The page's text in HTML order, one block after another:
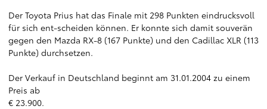
Der Toyota Prius hat das Finale mit 298 Punkten eindrucksvoll
für sich ent-scheiden können. Er konnte sich damit souverän
gegen den Mazda RX-8 (167 Punkte) und den Cadillac XLR (113
Punkte) durchsetzen.
Der Verkauf in Deutschland beginnt am 31.01.2004 zu einem
Preis ab
€ 23.900.